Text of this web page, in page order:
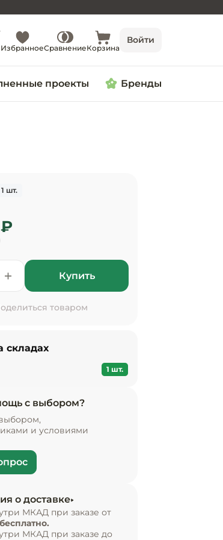
ИзбранноеСравнениеКорзина
Войти
проекты Бренды
1 шт.
Купить
товаром
складах
1 шт.
с выбором?
и условиями
о доставке
МКАД при заказе от
бесплатно.
МКАД при заказе до